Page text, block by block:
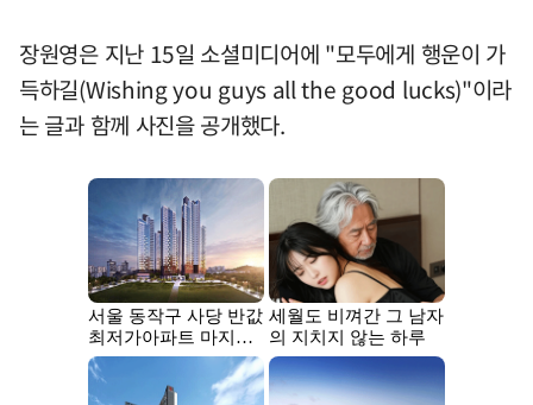
장원영은 지난 15일 소셜미디어에 "모두에게 행운이 가
득하길(Wishing you guys all the good lucks)"이라
는 글과 함께 사진을 공개했다.